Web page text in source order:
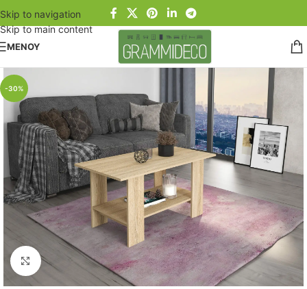
Skip to navigation
Skip to main content
ΜΕΝΟΥ
-30%
Click to enlarge